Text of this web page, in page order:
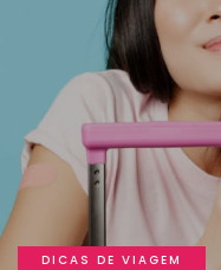
DICAS DE VIAGEM